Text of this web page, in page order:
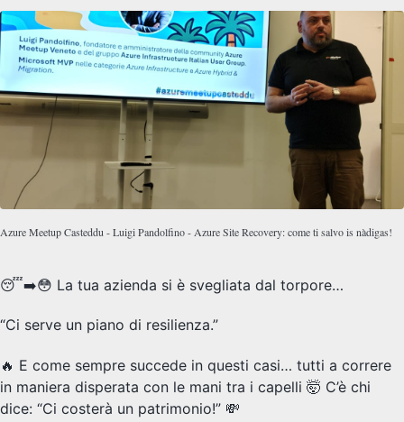
Azure Meetup Casteddu - Luigi Pandolfino - Azure Site Recovery: come ti salvo is nàdigas!
😴➡️😳 La tua azienda si è svegliata dal torpore…
“Ci serve un piano di resilienza.”
🔥 E come sempre succede in questi casi… tutti a correre
in maniera disperata con le mani tra i capelli 🤯 C’è chi
dice: “Ci costerà un patrimonio!” 💸